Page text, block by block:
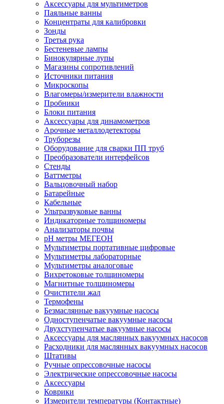
Аксессуары для мультиметров
Паяльные ванны
Концентраты для калибровки
Зонды
Третья рука
Бестеневые лампы
Бинокулярные лупы
Магазины сопротивлений
Источники питания
Микроскопы
Влагомеры/измерители влажности
Пробники
Блоки питания
Аксессуары для динамометров
Арочные металлодетекторы
Труборезы
Оборудование для сварки ПП труб
Преобразователи интерфейсов
Стенды
Ваттметры
Вальцовочный набор
Батарейные
Кабельные
Ультразвуковые ванны
Индикаторные толщиномеры
Анализаторы почвы
рН метры МЕГЕОН
Мультиметры портативные цифровые
Мультиметры лабораторные
Мультиметры аналоговые
Вихретоковые толщиномеры
Магнитные толщиномеры
Очистители жал
Термофены
Безмаслянные вакуумные насосы
Одноступенчатые вакуумные насосы
Двухступенчатые вакуумные насосы
Аксессуары для маслянных вакуумных насосов
Расходники для маслянных вакуумных насосов
Штативы
Ручные опрессовочные насосы
Электрические опрессовочные насосы
Аксессуары
Коврики
Измерители температуры (Контактные)